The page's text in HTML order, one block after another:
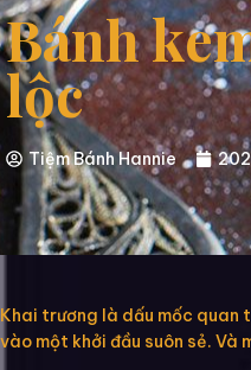
Bánh
lộc
Tiệm Bánh Hannie
Khai trương là dấu mốc quan
vào một khởi đầu suôn sẻ. Và